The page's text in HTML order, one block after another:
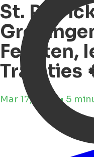
St.
Feesten,
Tradities
Mar 17, 2026 • 5